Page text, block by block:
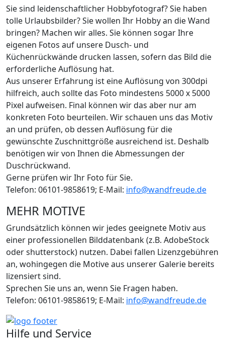
Sie sind leidenschaftlicher Hobbyfotograf? Sie haben
tolle Urlaubsbilder? Sie wollen Ihr Hobby an die Wand
bringen? Machen wir alles. Sie können sogar Ihre
eigenen Fotos auf unsere Dusch- und
Küchenrückwände drucken lassen, sofern das Bild die
erforderliche Auflösung hat.
Aus unserer Erfahrung ist eine Auflösung von 300dpi
hilfreich, auch sollte das Foto mindestens 5000 x 5000
Pixel aufweisen. Final können wir das aber nur am
konkreten Foto beurteilen. Wir schauen uns das Motiv
an und prüfen, ob dessen Auflösung für die
gewünschte Zuschnittgröße ausreichend ist. Deshalb
benötigen wir von Ihnen die Abmessungen der
Duschrückwand.
Gerne prüfen wir Ihr Foto für Sie.
Telefon: 06101-9858619; E-Mail: info@wandfreude.de
MEHR MOTIVE
Grundsätzlich können wir jedes geeignete Motiv aus
einer professionellen Bilddatenbank (z.B. AdobeStock
oder shutterstock) nutzen. Dabei fallen Lizenzgebühren
an, wohingegen die Motive aus unserer Galerie bereits
lizensiert sind.
Sprechen Sie uns an, wenn Sie Fragen haben.
Telefon: 06101-9858619; E-Mail: info@wandfreude.de
Hilfe und Service